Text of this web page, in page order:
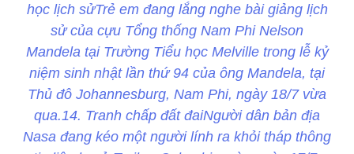
học lịch sửTrẻ em đang lắng nghe bài giảng lịch
sử của cựu Tổng thống Nam Phi Nelson
Mandela tại Trường Tiểu học Melville trong lễ kỷ
niệm sinh nhật lần thứ 94 của ông Mandela, tại
Thủ đô Johannesburg, Nam Phi, ngày 18/7 vừa
qua.14. Tranh chấp đất đaiNgười dân bản địa
Nasa đang kéo một người lính ra khỏi tháp thông